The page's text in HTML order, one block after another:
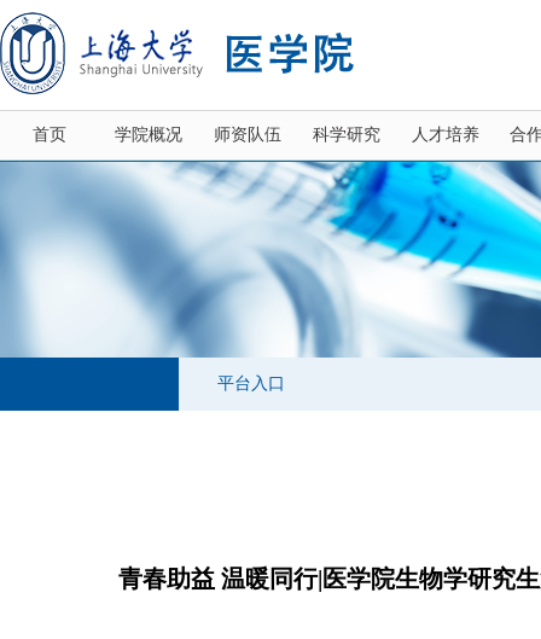
首页 学院概况 师资队伍 科学研究 人才培养 合
平台入口
青春助益 温暖同行|医学院生物学研究